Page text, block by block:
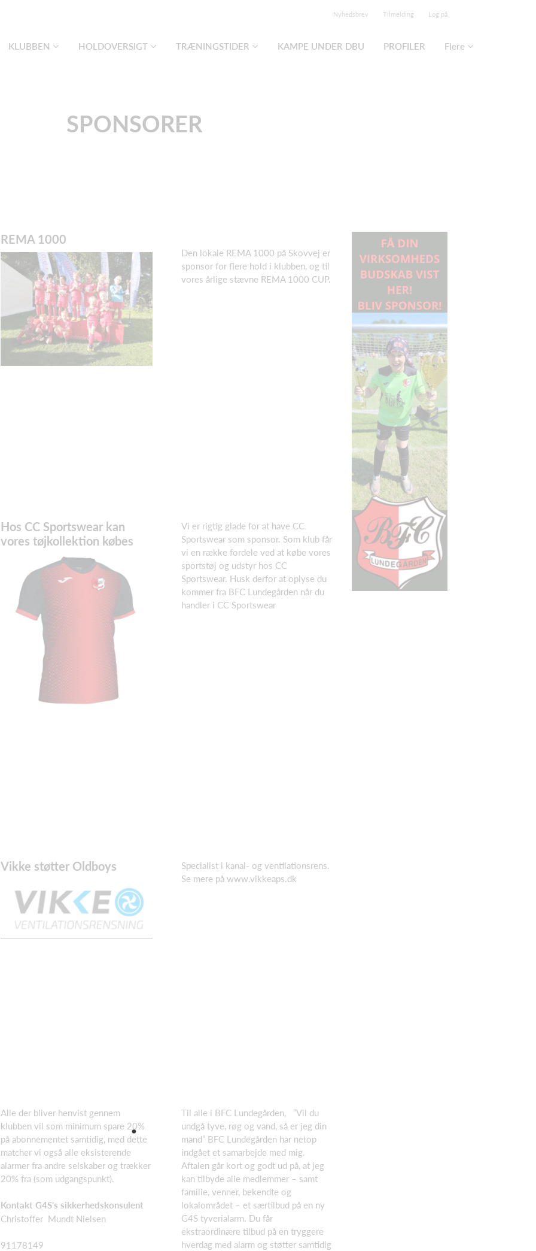
Nyhedsbrev Tilmelding Log på
KLUBBEN HOLDOVERSIGT TRÆNINGSTIDER KAMPE UNDER DBU PROFILER Flere
SPONSORER
REMA 1000
Den lokale REMA 1000 på Skovvej er
sponsor for flere hold i klubben, og til
vores årlige stævne REMA 1000 CUP.
Hos CC Sportswear kan
vores tøjkollektion købes
Vi er rigtig glade for at have CC
Sportswear som sponsor. Som klub får
vi en række fordele ved at købe vores
sportstøj og udstyr hos CC
Sportswear. Husk derfor at oplyse du
kommer fra BFC Lundegården når du
handler i CC Sportswear
Vikke støtter Oldboys
Specialist i kanal- og ventilationsrens.
Se mere på www.vikkeaps.dk
Alle der bliver henvist gennem
klubben vil som minimum spare 20%
på abonnementet samtidig, med dette
matcher vi også alle eksisterende
alarmer fra andre selskaber og trækker
20% fra (som udgangspunkt).
Kontakt G4S's sikkerhedskonsulent
Christoffer Mundt Nielsen
91178149
Til alle i BFC Lundegården, ”Vil du
undgå tyve, røg og vand, så er jeg din
mand” BFC Lundegården har netop
indgået et samarbejde med mig.
Aftalen går kort og godt ud på, at jeg
kan tilbyde alle medlemmer – samt
familie, venner, bekendte og
lokalområdet – et særtilbud på en ny
G4S tyverialarm. Du får
ekstraordinære tilbud på en tryggere
hverdag med alarm og støtter samtidig